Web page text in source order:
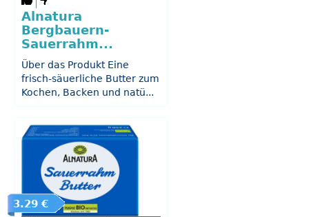
Alnatura
Bergbauern-
Sauerrahm...
Über das Produkt Eine
frisch-säuerliche Butter zum
Kochen, Backen und natü...
3.29 €